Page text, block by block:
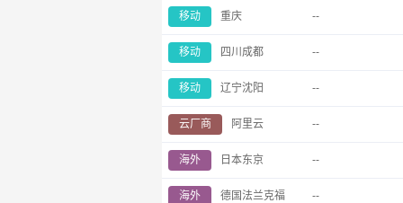
移动 重庆 --
移动 四川成都 --
移动 辽宁沈阳 --
云厂商 阿里云 --
海外 日本东京 --
海外 德国法兰克福 --